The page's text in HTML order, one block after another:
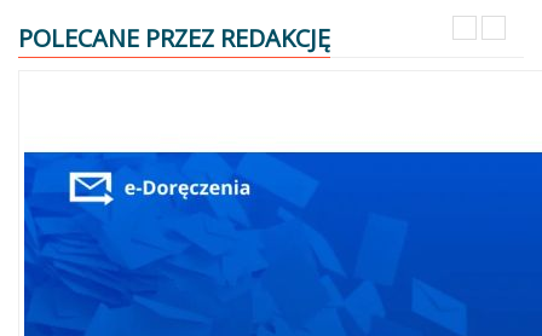
POLECANE PRZEZ REDAKCJĘ